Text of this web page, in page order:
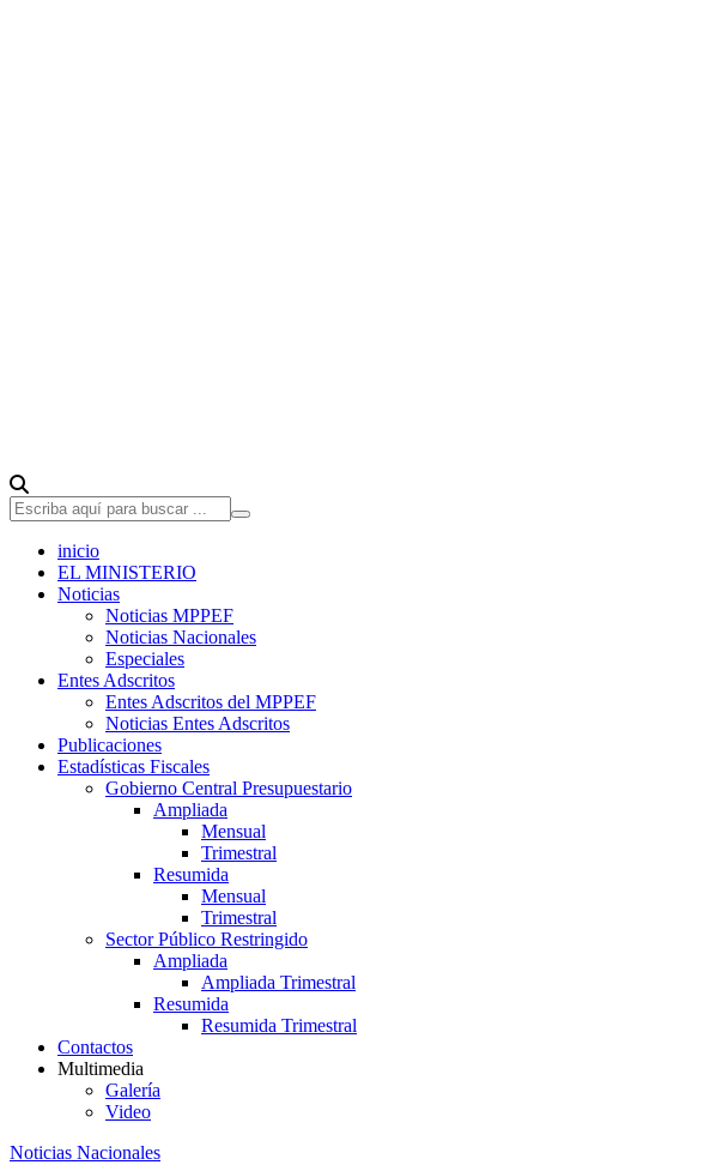
inicio
EL MINISTERIO
Noticias
Noticias MPPEF
Noticias Nacionales
Especiales
Entes Adscritos
Entes Adscritos del MPPEF
Noticias Entes Adscritos
Publicaciones
Estadísticas Fiscales
Gobierno Central Presupuestario
Ampliada
Mensual
Trimestral
Resumida
Mensual
Trimestral
Sector Público Restringido
Ampliada
Ampliada Trimestral
Resumida
Resumida Trimestral
Contactos
Multimedia
Galería
Video
Noticias Nacionales